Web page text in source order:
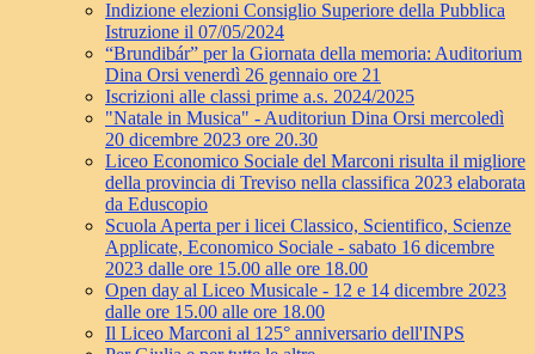
Indizione elezioni Consiglio Superiore della Pubblica
Istruzione il 07/05/2024
“Brundibár” per la Giornata della memoria: Auditorium
Dina Orsi venerdì 26 gennaio ore 21
Iscrizioni alle classi prime a.s. 2024/2025
"Natale in Musica" - Auditoriun Dina Orsi mercoledì
20 dicembre 2023 ore 20.30
Liceo Economico Sociale del Marconi risulta il migliore
della provincia di Treviso nella classifica 2023 elaborata
da Eduscopio
Scuola Aperta per i licei Classico, Scientifico, Scienze
Applicate, Economico Sociale - sabato 16 dicembre
2023 dalle ore 15.00 alle ore 18.00
Open day al Liceo Musicale - 12 e 14 dicembre 2023
dalle ore 15.00 alle ore 18.00
Il Liceo Marconi al 125° anniversario dell'INPS